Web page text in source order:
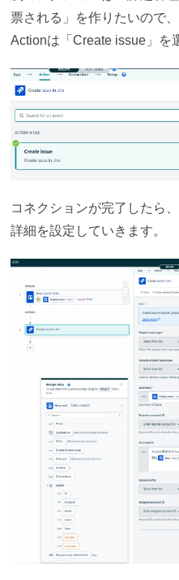
票される」を作りたいので
Actionは「Create issue」を
コネクションが完了したら
詳細を設定していきます。